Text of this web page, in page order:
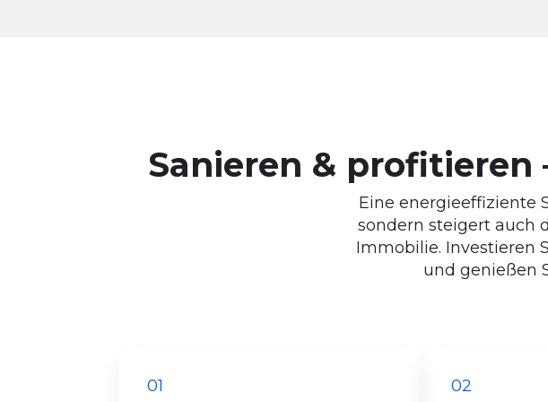
Sanieren &
Eine energieeffiziente
sondern steigert auch
Immobilie. Investieren
und genießen
01 02